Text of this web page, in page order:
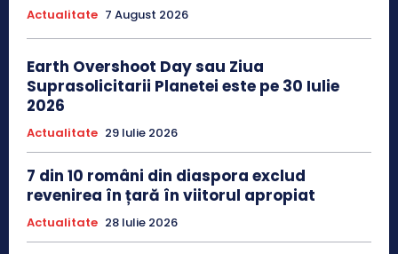
Actualitate 7 August 2026
Earth Overshoot Day sau Ziua
Suprasolicitarii Planetei este pe 30 Iulie
2026
Actualitate 29 Iulie 2026
7 din 10 români din diaspora exclud
revenirea în țară în viitorul apropiat
Actualitate 28 Iulie 2026